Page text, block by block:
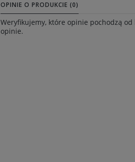
OPINIE O PRODUKCIE (0)
Weryfikujemy, które opinie pochodzą
opinie.